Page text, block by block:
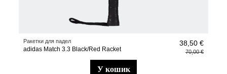
Ракетки для падел
adidas Match 3.3 Black/Red Racket
38,50 €
70,00 €
у кошик